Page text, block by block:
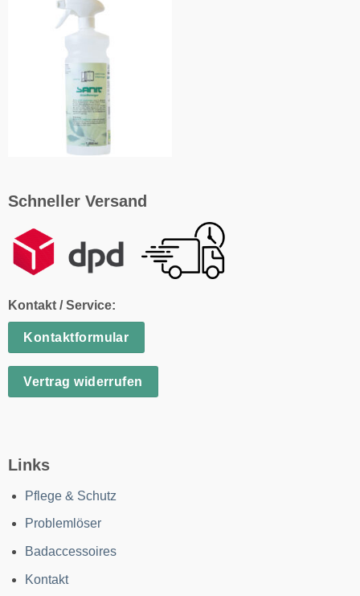
Schneller Versand
Kontakt / Service:
Kontaktformular
Vertrag widerrufen
Links
Pflege & Schutz
Problemlöser
Badaccessoires
Kontakt